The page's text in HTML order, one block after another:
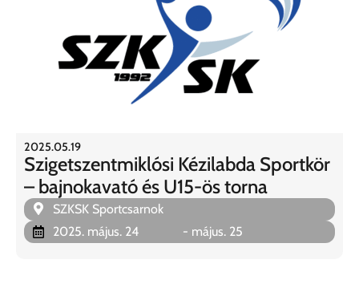
2025.05.19
Szigetszentmiklósi Kézilabda Sportkör
– bajnokavató és U15-ös torna
SZKSK Sportcsarnok
2025. május. 24
- május. 25